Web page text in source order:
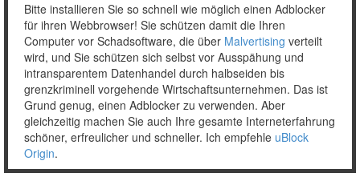
Bitte installieren Sie so schnell wie möglich einen Adblocker
für ihren Webbrowser! Sie schützen damit die Ihren
Computer vor Schadsoftware, die über Malvertising verteilt
wird, und Sie schützen sich selbst vor Ausspähung und
intransparentem Datenhandel durch halbseiden bis
grenzkriminell vorgehende Wirtschaftsunternehmen. Das ist
Grund genug, einen Adblocker zu verwenden. Aber
gleichzeitig machen Sie auch Ihre gesamte Interneterfahrung
schöner, erfreulicher und schneller. Ich empfehle uBlock
Origin.